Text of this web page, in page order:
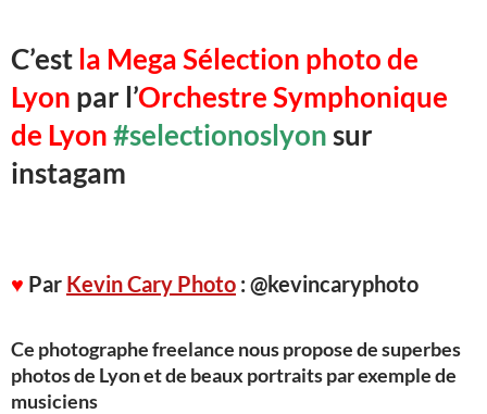
C’est la Mega Sélection photo de
Lyon par l’Orchestre Symphonique
de Lyon#selectionoslyonsur
instagam
♥ Par Kevin Cary Photo : @kevincaryphoto
Ce photographe freelance nous propose de superbes
photos de Lyon et de beaux portraits par exemple de
musiciens